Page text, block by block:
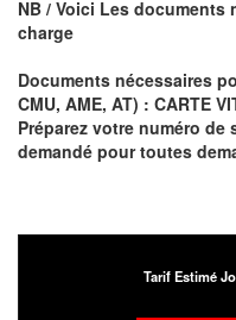
NB / Voici Les documents
charge
Documents nécessaires
CMU, AME, AT) : CARTE
Préparez votre numéro
demandé pour toutes
Tarif Estimé